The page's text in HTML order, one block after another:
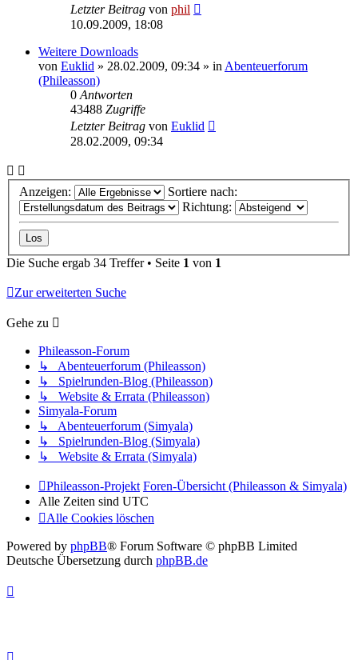
Letzter Beitrag von phil
10.09.2009, 18:08
Weitere Downloads
von Euklid » 28.02.2009, 09:34 » in Abenteuerforum
(Phileasson)
0 Antworten
43488 Zugriffe
Letzter Beitrag von Euklid
28.02.2009, 09:34
Anzeigen:
Sortiere nach:
Richtung:
Die Suche ergab 34 Treffer • Seite 1 von 1
Zur erweiterten Suche
Gehe zu
Phileasson-Forum
↳ Abenteuerforum (Phileasson)
↳ Spielrunden-Blog (Phileasson)
↳ Website & Errata (Phileasson)
Simyala-Forum
↳ Abenteuerforum (Simyala)
↳ Spielrunden-Blog (Simyala)
↳ Website & Errata (Simyala)
Phileasson-Projekt Foren-Übersicht (Phileasson & Simyala)
Alle Zeiten sind UTC
Alle Cookies löschen
Powered by phpBB® Forum Software © phpBB Limited
Deutsche Übersetzung durch phpBB.de